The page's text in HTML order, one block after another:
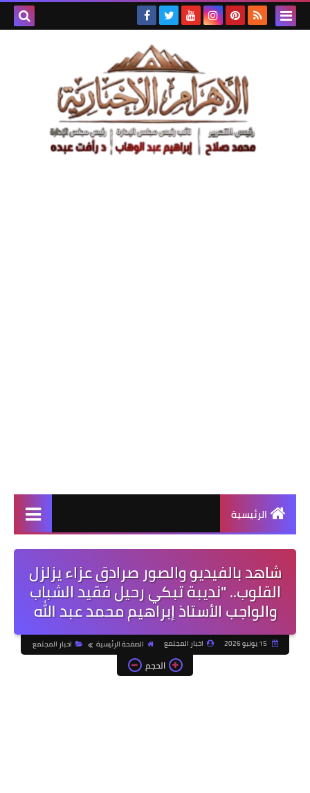
الرئيسية
شاهد بالفيديو والصور صرادق عزاء يزلزل
القلوب.. "نديبة تبكي رحيل فقيد الشباب
والواجب الأستاذ إبراهيم محمد عبد الله
اخبار المجتمع الصفحة الرئيسية اخبار المجتمع
الحجم